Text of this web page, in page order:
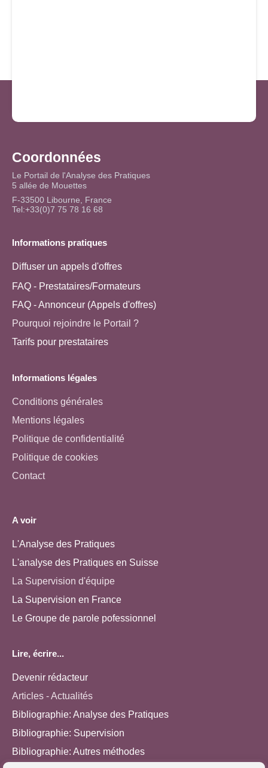
Coordonnées
Le Portail de l'Analyse des Pratiques
5 allée de Mouettes
F-33500 Libourne, France
Tel:+33(0)7 75 78 16 68
Informations pratiques
Diffuser un appels d'offres
FAQ - Prestataires/Formateurs
FAQ - Annonceur (Appels d'offres)
Pourquoi rejoindre le Portail ?
Tarifs pour prestataires
Informations légales
Conditions générales
Mentions légales
Politique de confidentialité
Politique de cookies
Contact
A voir
L'Analyse des Pratiques
L'analyse des Pratiques en Suisse
La Supervision d'équipe
La Supervision en France
Le Groupe de parole pofessionnel
Lire, écrire...
Devenir rédacteur
Articles - Actualités
Bibliographie: Analyse des Pratiques
Bibliographie: Supervision
Bibliographie: Autres méthodes